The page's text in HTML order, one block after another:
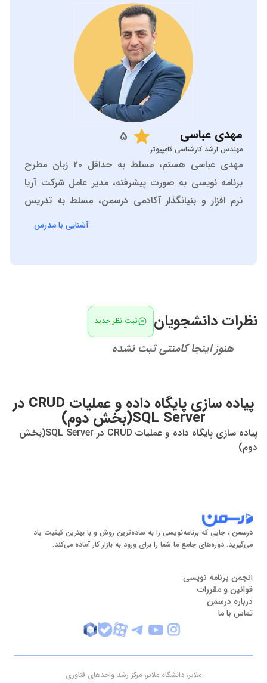
مهدی عباسی
مهندس ارشد کارشناسی کامپیوتر
5
مهدی عباسی هستم، مسلط به حداقل ۲۰ زبان مطرح
برنامه نویسی به صورت پیشرفته، مدیر عامل شرکت آریا
نرم افزار و بنیانگذار آکادمی درسمن، مسلط به تدریس
دروس تخصصی کاردانی و کارشناسی کامپیوتر، پایگاه داده
آشنایی با مدرس
نظرات دانشجویان ثبت نظر جدید
هنوز اینجا کامنتی ثبت نشده
پیاده سازی پایگاه داده و عملیات CRUD در
SQL Server(بخش دوم)
پیاده سازی پایگاه داده و عملیات CRUD در SQL Server(بخش
دوم)
درسمن ، جایی که برنامه‌نویسی را به ساده‌ترین روش و با بهترین کیفیت یاد
می‌گیرید. دوره‌های جامع ما شما را برای ورود به بازار کار آماده می‌کند.
انجمن برنامه نویسی
قوانین و مقررات
درباره درسمن
تماس با ما
ملایر، دانشگاه ملایر، مرکز رشد واحدهای فناوری